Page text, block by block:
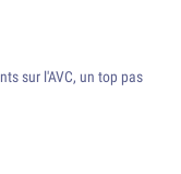
sur l'AVC, un top pas